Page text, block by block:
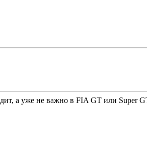
а уже не важно в FIA GT или Super